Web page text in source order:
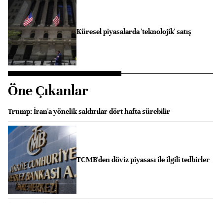
Küresel piyasalarda 'teknolojik' satış
Öne Çıkanlar
Trump: İran'a yönelik saldırılar dört hafta sürebilir
TCMB'den döviz piyasası ile ilgili tedbirler